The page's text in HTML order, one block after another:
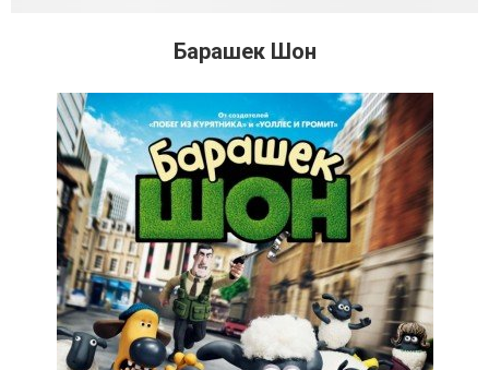
Барашек Шон